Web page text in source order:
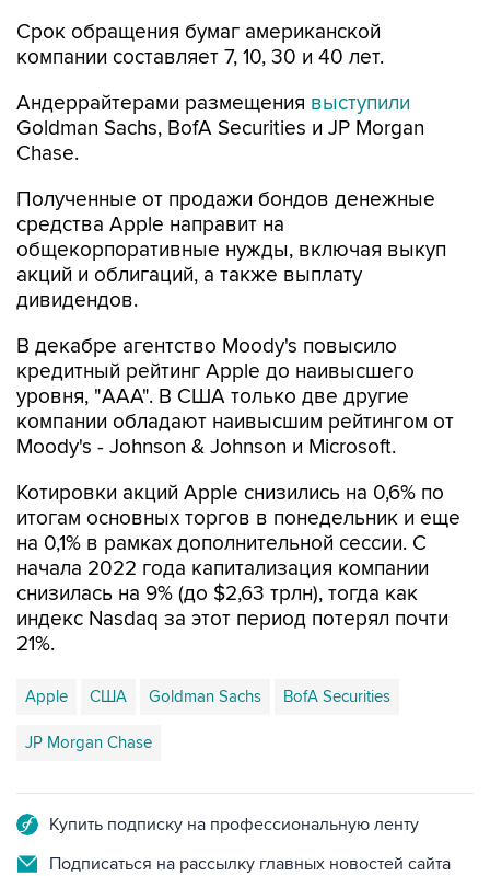
Срок обращения бумаг американской
компании составляет 7, 10, 30 и 40 лет.
Андеррайтерами размещения выступили
Goldman Sachs, BofA Securities и JP Morgan
Chase.
Полученные от продажи бондов денежные
средства Apple направит на
общекорпоративные нужды, включая выкуп
акций и облигаций, а также выплату
дивидендов.
В декабре агентство Moody's повысило
кредитный рейтинг Apple до наивысшего
уровня, "AAA". В США только две другие
компании обладают наивысшим рейтингом от
Moody's - Johnson & Johnson и Microsoft.
Котировки акций Apple снизились на 0,6% по
итогам основных торгов в понедельник и еще
на 0,1% в рамках дополнительной сессии. С
начала 2022 года капитализация компании
снизилась на 9% (до $2,63 трлн), тогда как
индекс Nasdaq за этот период потерял почти
21%.
Apple США Goldman Sachs BofA Securities
JP Morgan Chase
Купить подписку на профессиональную ленту
Подписаться на рассылку главных новостей сайта